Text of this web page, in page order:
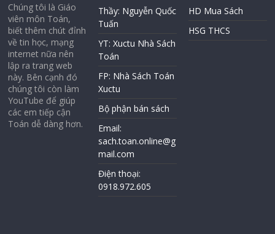
Chúng tôi là Giáo
viên môn Toán,
biết thêm chút đỉnh
về tin học, mạng
internet nữa nên
lập ra trang web
này. Bên cạnh đó
chúng tôi còn làm
YouTube để giúp
các em tiếp cận
Toán dễ dàng hơn.
Thầy: Nguyễn Quốc
Tuấn
YT: Xuctu Nhà Sách
Toán
FP: Nhà Sách Toán
Xuctu
Bộ phận bán sách
Email:
sach.toan.online@g
mail.com
Điện thoại:
0918.972.605
HD Mua Sách
HSG THCS